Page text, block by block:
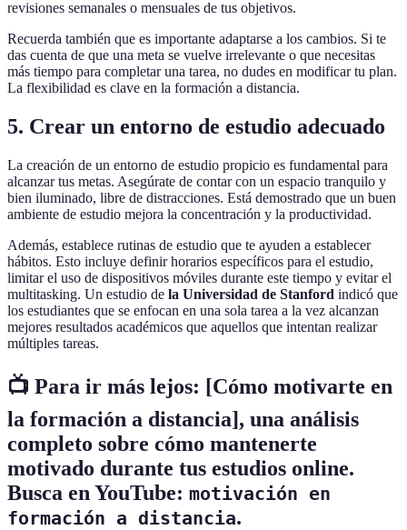
revisiones semanales o mensuales de tus objetivos.
Recuerda también que es importante adaptarse a los cambios. Si te
das cuenta de que una meta se vuelve irrelevante o que necesitas
más tiempo para completar una tarea, no dudes en modificar tu plan.
La flexibilidad es clave en la formación a distancia.
5. Crear un entorno de estudio adecuado
La creación de un entorno de estudio propicio es fundamental para
alcanzar tus metas. Asegúrate de contar con un espacio tranquilo y
bien iluminado, libre de distracciones. Está demostrado que un buen
ambiente de estudio mejora la concentración y la productividad.
Además, establece rutinas de estudio que te ayuden a establecer
hábitos. Esto incluye definir horarios específicos para el estudio,
limitar el uso de dispositivos móviles durante este tiempo y evitar el
multitasking. Un estudio de la Universidad de Stanford indicó que
los estudiantes que se enfocan en una sola tarea a la vez alcanzan
mejores resultados académicos que aquellos que intentan realizar
múltiples tareas.
📺 Para ir más lejos: [Cómo motivarte en
la formación a distancia], una análisis
completo sobre cómo mantenerte
motivado durante tus estudios online.
Busca en YouTube: motivación en
formación a distancia.